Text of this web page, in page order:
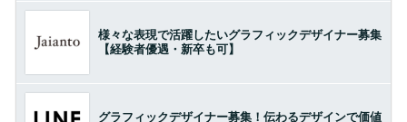
様々な表現で活躍したいグラフィックデザイナー募集
【経験者優遇・新卒も可】
グラフィックデザイナー募集！伝わるデザインで価値